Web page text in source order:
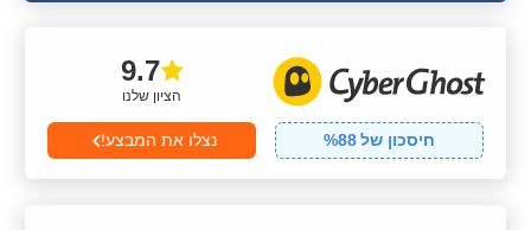
הציון שלנו
9.7
חיסכון של88
% נצלו את המבצע!